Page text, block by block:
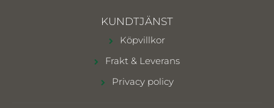
KUNDTJÄNST
Köpvillkor
Frakt & Leverans
Privacy policy